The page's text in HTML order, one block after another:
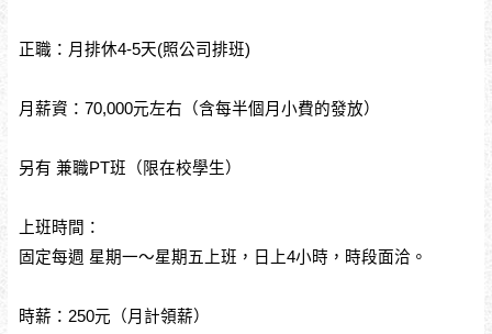
正職：月排休4-5天(照公司排班)
月薪資：70,000元左右（含每半個月小費的發放）
另有 兼職PT班（限在校學生）
上班時間：
固定每週 星期一～星期五上班，日上4小時，時段面洽。
時薪：250元（月計領薪）